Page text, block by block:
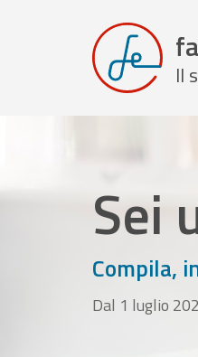
Il
Sei
Compila,
Dal 1 luglio